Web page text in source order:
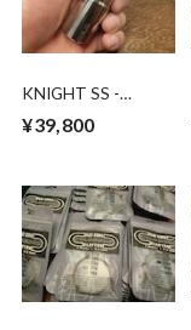
KNIGHT SS -
県水戸市の電子タバ
¥39,800